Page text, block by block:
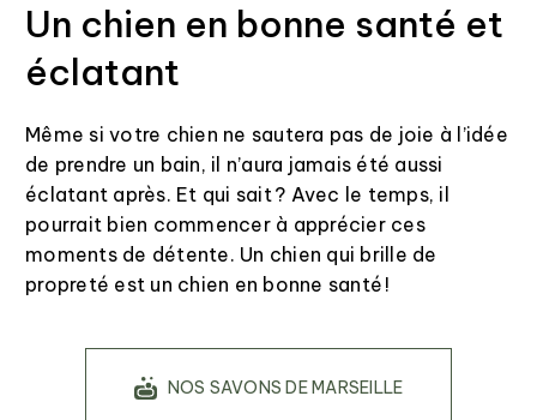
Un chien en bonne santé et
éclatant
Même si votre chien ne sautera pas de joie à l’idée
de prendre un bain, il n’aura jamais été aussi
éclatant après. Et qui sait ? Avec le temps, il
pourrait bien commencer à apprécier ces
moments de détente. Un chien qui brille de
propreté est un chien en bonne santé !
NOS SAVONS DE MARSEILLE